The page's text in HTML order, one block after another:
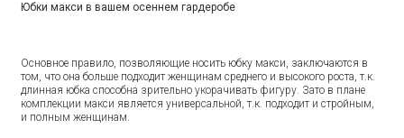
Юбки макси в вашем осеннем гардеробе
Основное правило, позволяющие носить юбку макси, заключаются в
том, что она больше подходит женщинам среднего и высокого роста, т.к.
длинная юбка способна зрительно укорачивать фигуру. Зато в плане
комплекции макси является универсальной, т.к. подходит и стройным,
и полным женщинам.